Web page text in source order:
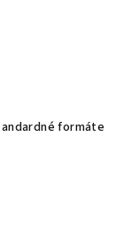
formáte